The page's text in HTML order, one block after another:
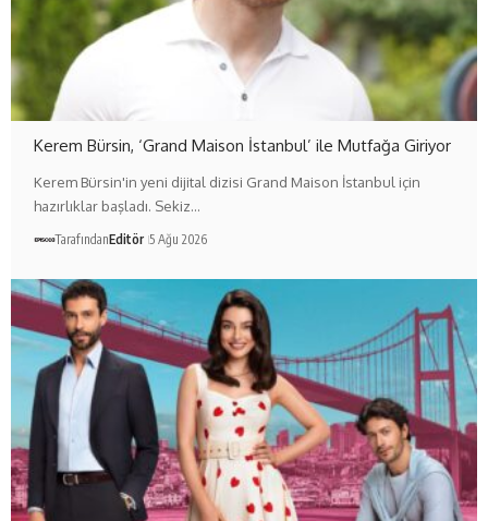
Kerem Bürsin, ‘Grand Maison İstanbul’ ile Mutfağa Giriyor
Kerem Bürsin'in yeni dijital dizisi Grand Maison İstanbul için
hazırlıklar başladı. Sekiz…
TarafındanEditör 5 Ağu 2026